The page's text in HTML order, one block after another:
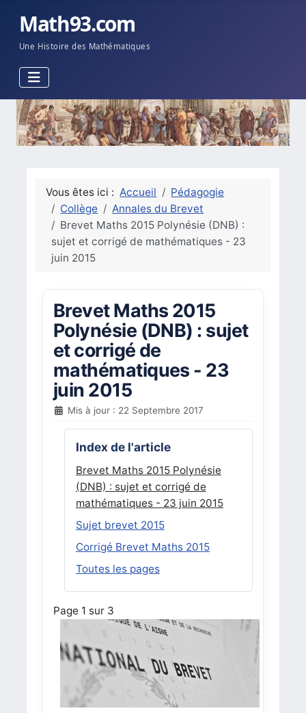
Math93.com
Une Histoire des Mathématiques
Vous êtes ici : Accueil
Pédagogie
Collège
Annales du Brevet
Brevet Maths 2015 Polynésie (DNB) :
sujet et corrigé de mathématiques - 23
juin 2015
Brevet Maths 2015
Polynésie (DNB) : sujet
et corrigé de
mathématiques - 23
juin 2015
Mis à jour : 22 Septembre 2017
Index de l'article
Brevet Maths 2015 Polynésie
(DNB) : sujet et corrigé de
mathématiques - 23 juin 2015
Sujet brevet 2015
Corrigé Brevet Maths 2015
Toutes les pages
Page 1 sur 3